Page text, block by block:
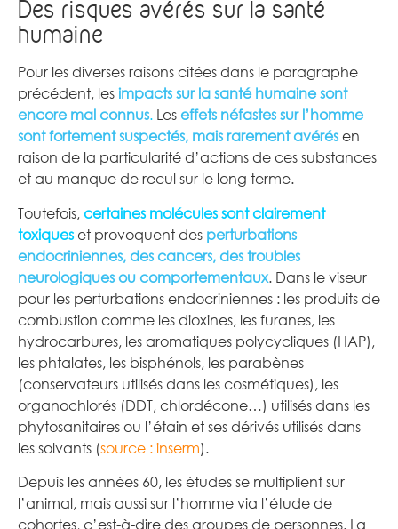
Des risques avérés sur la santé
humaine
Pour les diverses raisons citées dans le paragraphe
précédent, les impacts sur la santé humaine sont
encore mal connus. Les effets néfastes sur l’homme
sont fortement suspectés, mais rarement avérés en
raison de la particularité d’actions de ces substances
et au manque de recul sur le long terme.
Toutefois, certaines molécules sont clairement
toxiques et provoquent des perturbations
endocriniennes, des cancers, des troubles
neurologiques ou comportementaux. Dans le viseur
pour les perturbations endocriniennes : les produits de
combustion comme les dioxines, les furanes, les
hydrocarbures, les aromatiques polycycliques (HAP),
les phtalates, les bisphénols, les parabènes
(conservateurs utilisés dans les cosmétiques), les
organochlorés (DDT, chlordécone…) utilisés dans les
phytosanitaires ou l’étain et ses dérivés utilisés dans
les solvants (source : inserm).
Depuis les années 60, les études se multiplient sur
l’animal, mais aussi sur l’homme via l’étude de
cohortes, c’est-à-dire des groupes de personnes. La